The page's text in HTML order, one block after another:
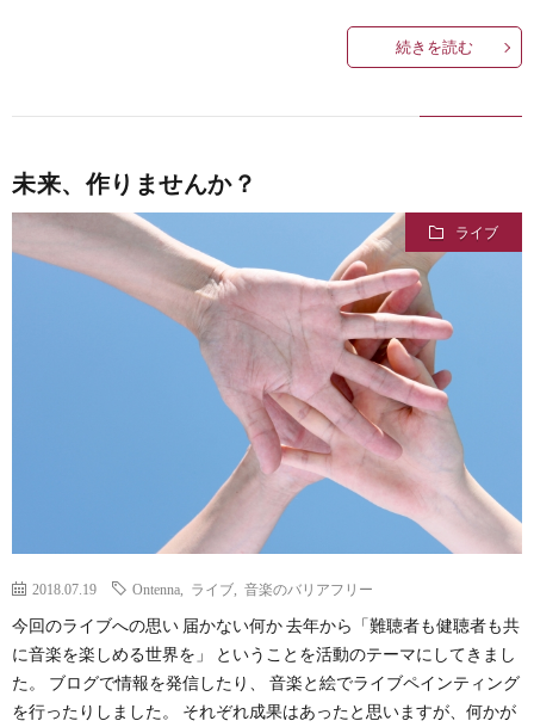
続きを読む
未来、作りませんか？
ライブ
2018.07.19 Ontenna ライブ 音楽のバリアフリー
今回のライブへの思い 届かない何か 去年から「難聴者も健聴者も共
に音楽を楽しめる世界を」 ということを活動のテーマにしてきまし
た。 ブログで情報を発信したり、 音楽と絵でライブペインティング
を行ったりしました。 それぞれ成果はあったと思いますが、何かが